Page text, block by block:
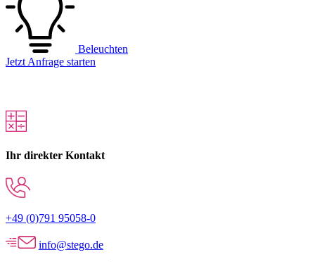
Beleuchten
Jetzt Anfrage starten
Ihr direkter Kontakt
+49 (0)791 95058-0
info@stego.de